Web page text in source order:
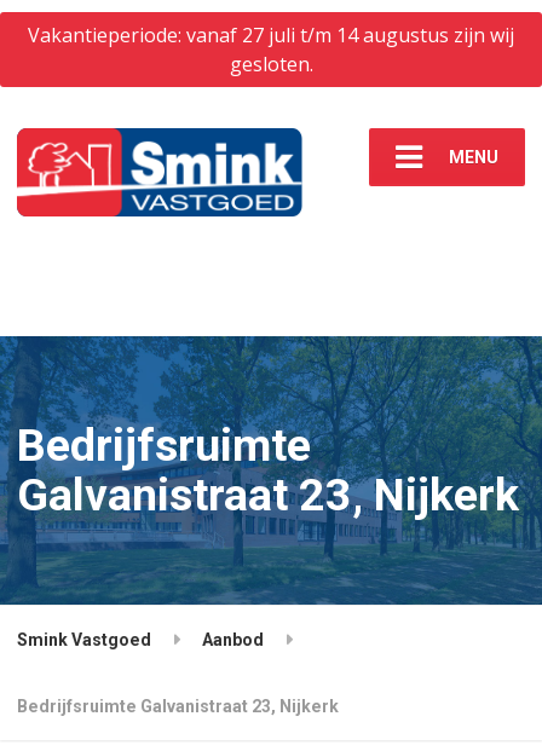
Vakantieperiode: vanaf 27 juli t/m 14 augustus zijn wij
gesloten.
MENU
Bedrijfsruimte
Galvanistraat 23, Nijkerk
Smink Vastgoed Aanbod
Bedrijfsruimte Galvanistraat 23, Nijkerk